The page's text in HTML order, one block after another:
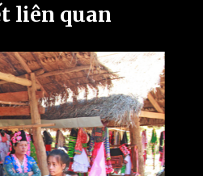
liên quan